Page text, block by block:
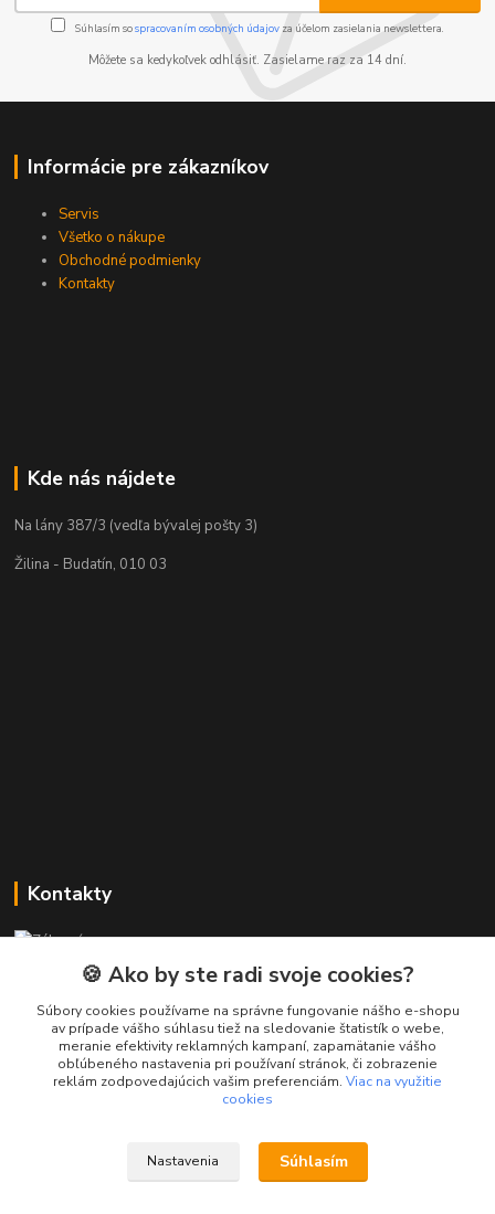
Súhlasím sospracovaním osobných údajov za účelom zasielania newslettera.
Môžete sa kedykoľvek odhlásiť. Zasielame raz za 14 dní.
Informácie pre zákazníkov
Servis
Všetko o nákupe
Obchodné podmienky
Kontakty
Kde nás nájdete
Na lány 387/3 (vedľa bývalej pošty 3)
Žilina - Budatín, 010 03
Kontakty
+421 911 010 560
Po-Pia, 13-17 hod.
info@presmartfon.sk
🍪 Ako by ste radi svoje cookies?
Súbory cookies používame na správne fungovanie nášho e-shopu
av prípade vášho súhlasu tiež na sledovanie štatistík o webe,
meranie efektivity reklamných kampaní, zapamätanie vášho
obľúbeného nastavenia pri používaní stránok, či zobrazenie
reklám zodpovedajúcich vašim preferenciám. Viac na využitie
cookies
Nastavenia Súhlasím